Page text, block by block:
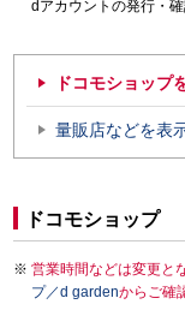
dアカウントの発行・確
ドコモショップ
量販店などを表
ドコモショップ
営業時間などは変更と
プ／d gardenからご確